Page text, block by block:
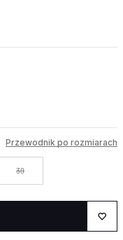
Przewodnik po rozmiarach
39